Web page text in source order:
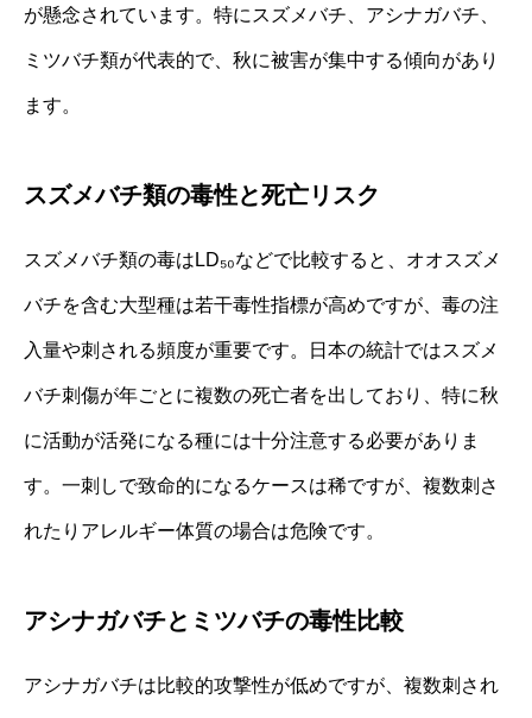
が懸念されています。特にスズメバチ、アシナガバチ、
ミツバチ類が代表的で、秋に被害が集中する傾向があり
ます。
スズメバチ類の毒性と死亡リスク
スズメバチ類の毒はLD₅₀などで比較すると、オオスズメ
バチを含む大型種は若干毒性指標が高めですが、毒の注
入量や刺される頻度が重要です。日本の統計ではスズメ
バチ刺傷が年ごとに複数の死亡者を出しており、特に秋
に活動が活発になる種には十分注意する必要がありま
す。一刺しで致命的になるケースは稀ですが、複数刺さ
れたりアレルギー体質の場合は危険です。
アシナガバチとミツバチの毒性比較
アシナガバチは比較的攻撃性が低めですが、複数刺され